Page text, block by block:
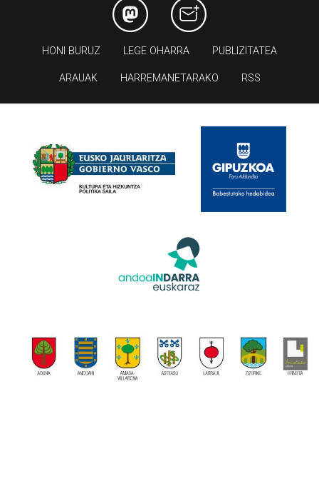
HONI BURUZ LEGE OHARRA PUBLIZITATEA
ARAUAK HARREMANETARAKO RSS